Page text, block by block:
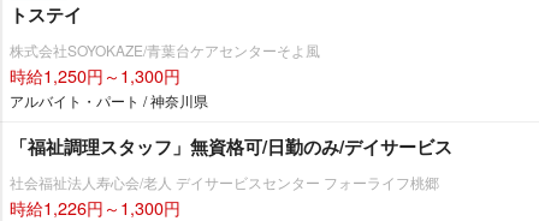
トステイ
株式会社SOYOKAZE/青葉台ケアセンターそよ風
時給1,250円～1,300円
アルバイト・パート / 神奈川県
「福祉調理スタッフ」無資格可/日勤のみ/デイサービス
社会福祉法人寿心会/老人 デイサービスセンター フォーライフ桃郷
時給1,226円～1,300円